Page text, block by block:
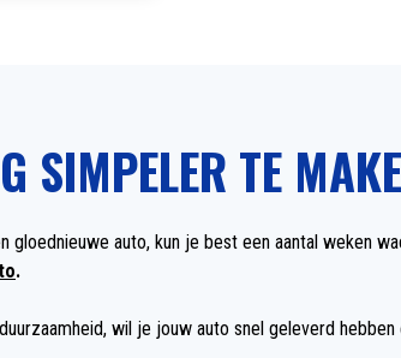
SIMPELER TE
gloednieuwe auto, kun je best een aantal weken
.
wil je jouw auto snel geleverd